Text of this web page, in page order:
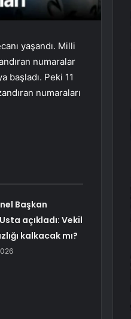
yaşandı. Milli
numaralar
başladı. Peki 11
numaraları
Başkan
açıkladı: Vekil
kalkacak mı?